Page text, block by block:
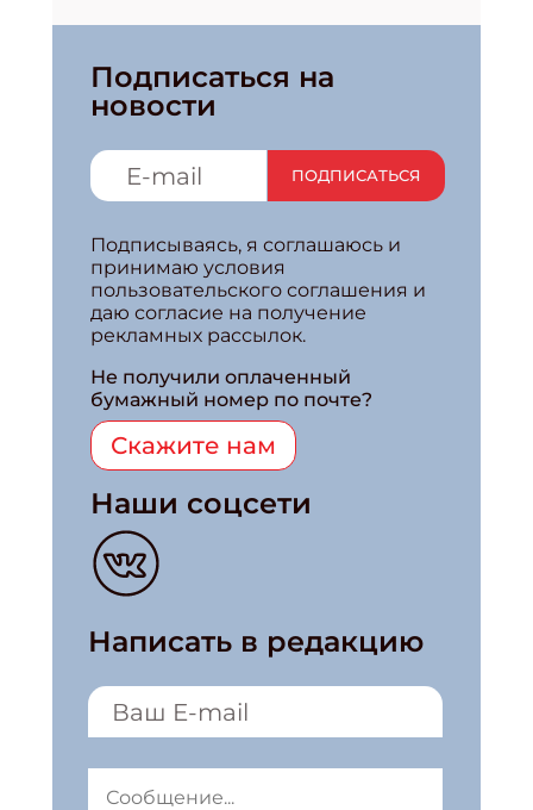
Подписаться на
новости
ПОДПИСАТЬСЯ
Подписываясь, я соглашаюсь и
принимаю условия
пользовательского соглашения и
даю согласие на получение
рекламных рассылок.
Не получили оплаченный
бумажный номер по почте?
Скажите нам
Наши соцсети
Написать в редакцию